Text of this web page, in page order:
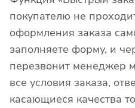
покупателю не
оформления заказа
заполняете форму, и
перезвонит менеджер
все условия заказа,
касающиеся качества